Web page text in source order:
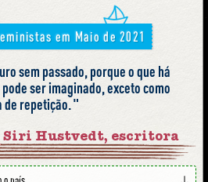
em Maio de 2021
sem passado, porque o que há
ser imaginado, exceto como
de repetição.
Siri Hustvedt, escritora